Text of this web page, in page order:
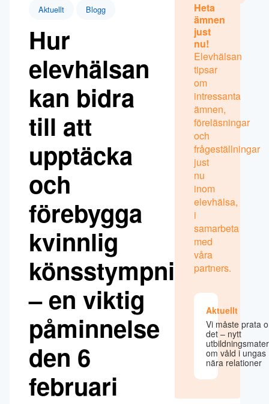
Aktuellt Blogg
Hur
elevhälsan
kan bidra
till att
upptäcka
och
förebygga
kvinnlig
könsstympning
– en viktig
påminnelse
den 6
februari
Heta
ämnen
just
nu!
Elevhälsan
tipsar
om
intressanta
ämnen,
föreläsningar
och
frågeställningar
just
nu
inom
elevhälsa,
i
samarbeta
med
våra
partners.
Aktuellt
Vi måste prata
det – nytt
om våld i ungas
nära relationer